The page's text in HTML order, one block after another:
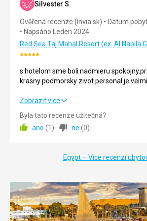
Církevní
stavby
Okolí
Služby
Cena
Silvester S.
Ověřená recenze (Invia.sk)
Datum
Napsáno Leden 2024
Red Sea Taj Mahal Resort (ex. Al Nabila
Hodnocení:
5/5
s hotelom sme boli nadmieru
krasny podmorsky zivot.personal je
s hotelom sme boli nadmieru
napomocny vo vsetkom.
Služby
Cena
Zobrazit více
Byla tato recenze užitečná?
ano (1 ) ne (0)
Egypt – Více recenzí